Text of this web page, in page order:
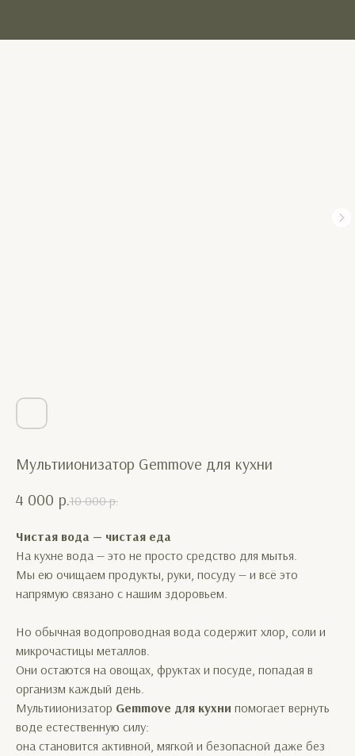
Мультиионизатор Gemmove для кухни
4 000 р.10 000 р.
Чистая вода — чистая еда
На кухне вода — это не просто средство для мытья.
Мы ею очищаем продукты, руки, посуду — и всё это
напрямую связано с нашим здоровьем.
Но обычная водопроводная вода содержит хлор, соли и
микрочастицы металлов.
Они остаются на овощах, фруктах и посуде, попадая в
организм каждый день.
Мультиионизатор Gemmove для кухни помогает вернуть
воде естественную силу:
она становится активной, мягкой и безопасной даже без